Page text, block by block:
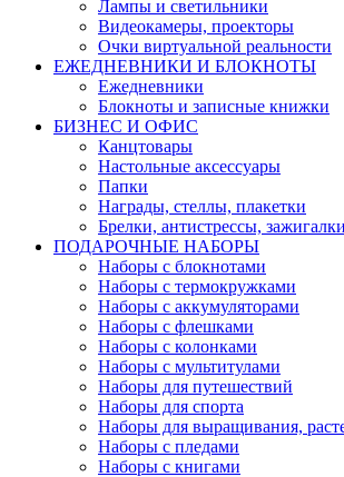
Лампы и светильники
Видеокамеры, проекторы
Очки виртуальной реальности
ЕЖЕДНЕВНИКИ И БЛОКНОТЫ
Ежедневники
Блокноты и записные книжки
БИЗНЕС И ОФИС
Канцтовары
Настольные аксессуары
Папки
Награды, стеллы, плакетки
Брелки, антистрессы, зажигалки
ПОДАРОЧНЫЕ НАБОРЫ
Наборы с блокнотами
Наборы с термокружками
Наборы с аккумуляторами
Наборы с флешками
Наборы с колонками
Наборы с мультитулами
Наборы для путешествий
Наборы для спорта
Наборы для выращивания,
Наборы с пледами
Наборы с книгами